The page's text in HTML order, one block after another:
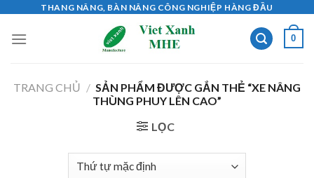
content
THANG NÂNG, BÀN NÂNG CÔNG NGHIỆP HÀNG ĐẦU
0
TRANG CHỦ / SẢN PHẨM ĐƯỢC GẮN THẺ “XE NÂNG
THÙNG PHUY LÊN CAO”
LỌC